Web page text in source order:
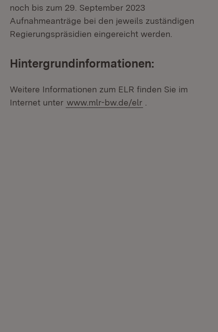
noch bis zum 29. September 2023
Aufnahmeanträge bei den jeweils zuständigen
Regierungspräsidien eingereicht werden.
Hintergrundinformationen:
Weitere Informationen zum ELR finden Sie im
Internet unter www.mlr-bw.de/elr